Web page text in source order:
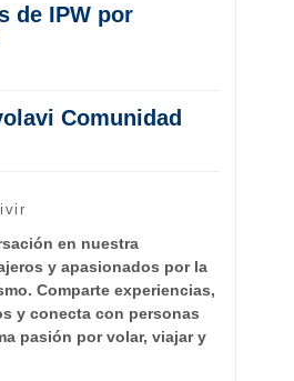
de IPW por
Comunidad
en nuestra
y apasionados por la
Comparte experiencias,
y conecta con personas
pasión por volar, viajar y